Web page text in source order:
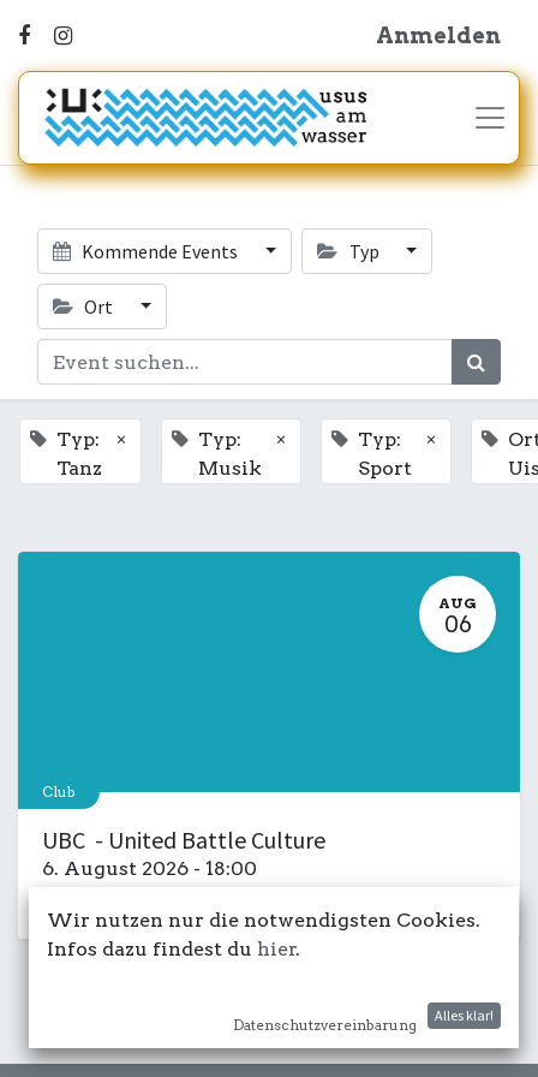
Anmelden
Kommende Events Typ
Ort
Typ:
Tanz
×
Typ:
Musik
×
Typ:
Sport
×
AUG
06
Club
UBC - United Battle Culture
6. August 2026 - 18:00
Wir nutzen nur die notwendigsten Cookies.
Infos dazu findest du hier.
Datenschutzvereinbarung
Alles klar!